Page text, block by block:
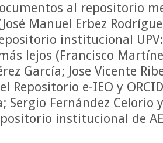
al repositorio
Manuel Erbez
institucional
lejos (Francisco
García; Jose Vicente
Repositorio e-IEO y
Sergio Fernández Celorio
institucional de